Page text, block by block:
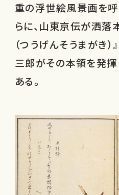
重の浮世絵風景画を呼
らに、山東京伝が洒落
（つうげんそうまがき
三郎がその本領を発揮
ある。